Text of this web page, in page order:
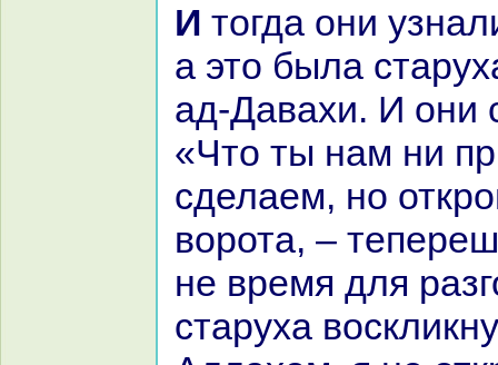
И тогда они узнaли, кто говорит,
а это была
ад-Давахи. И они
«Что ты нaм ни
сделаем, но
ворота, –
не время для
старуха